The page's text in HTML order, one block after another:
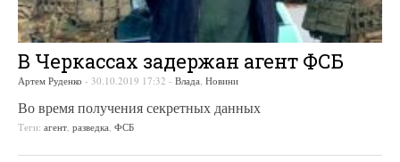
В Черкассах задержан агент ФСБ
Артем Руденко - 30.10.2019 17:32 - Влада, Новини
Во время получения секретных данных
Теги: агент, разведка, ФСБ